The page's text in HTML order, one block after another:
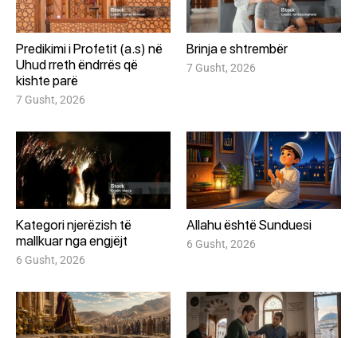
Predikimi i Profetit (a.s) në
Uhud rreth ëndrrës që
kishte parë
7 Gusht, 2026
Brinja e shtrembër
7 Gusht, 2026
Kategori njerëzish të
mallkuar nga engjëjt
6 Gusht, 2026
Allahu është Sunduesi
6 Gusht, 2026